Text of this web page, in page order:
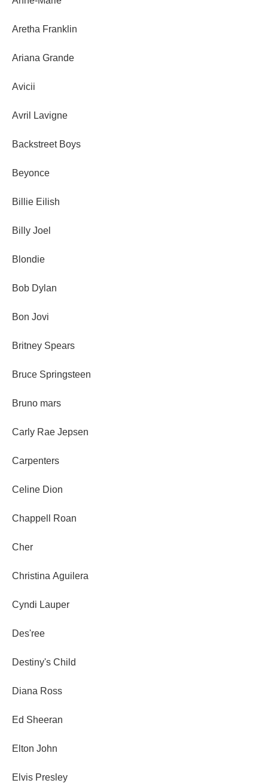
Aretha Franklin
Ariana Grande
Avicii
Avril Lavigne
Backstreet Boys
Beyonce
Billie Eilish
Billy Joel
Blondie
Bob Dylan
Bon Jovi
Britney Spears
Bruce Springsteen
Bruno mars
Carly Rae Jepsen
Carpenters
Celine Dion
Chappell Roan
Cher
Christina Aguilera
Cyndi Lauper
Des'ree
Destiny's Child
Diana Ross
Ed Sheeran
Elton John
Elvis Presley